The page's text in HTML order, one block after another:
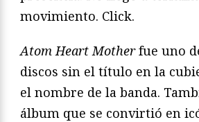
movimiento. Click.
Atom Heart Motherfue uno
discos sin el título en la
el nombre de la banda.
álbum que se convirtió en